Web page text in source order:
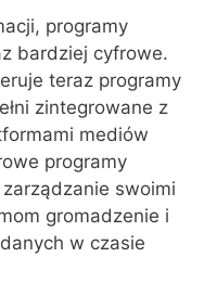
programy
bardziej cyfrowe.
teraz programy
zintegrowane z
mediów
programy
swoimi
gromadzenie i
w czasie